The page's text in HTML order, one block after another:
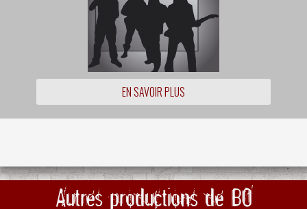
EN SAVOIR PLUS
Autres productions de BO